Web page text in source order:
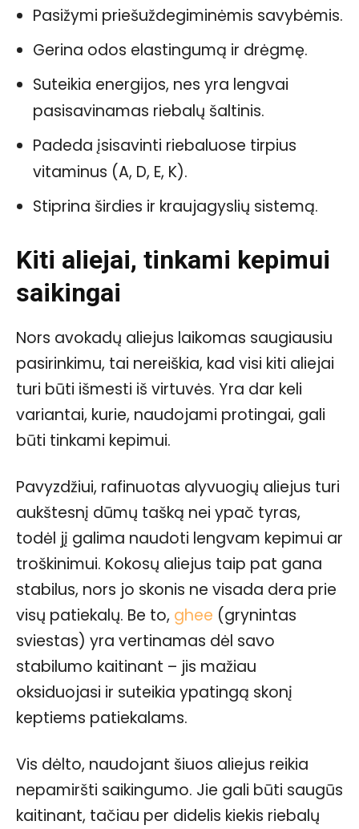
Pasižymi priešuždegiminėmis savybėmis.
Gerina odos elastingumą ir drėgmę.
Suteikia energijos, nes yra lengvai
pasisavinamas riebalų šaltinis.
Padeda įsisavinti riebaluose tirpius
vitaminus (A, D, E, K).
Stiprina širdies ir kraujagyslių sistemą.
Kiti aliejai, tinkami kepimui
saikingai
Nors avokadų aliejus laikomas saugiausiu
pasirinkimu, tai nereiškia, kad visi kiti aliejai
turi būti išmesti iš virtuvės. Yra dar keli
variantai, kurie, naudojami protingai, gali
būti tinkami kepimui.
Pavyzdžiui, rafinuotas alyvuogių aliejus turi
aukštesnį dūmų tašką nei ypač tyras,
todėl jį galima naudoti lengvam kepimui ar
troškinimui. Kokosų aliejus taip pat gana
stabilus, nors jo skonis ne visada dera prie
visų patiekalų. Be to, ghee (grynintas
sviestas) yra vertinamas dėl savo
stabilumo kaitinant – jis mažiau
oksiduojasi ir suteikia ypatingą skonį
keptiems patiekalams.
Vis dėlto, naudojant šiuos aliejus reikia
nepamiršti saikingumo. Jie gali būti saugūs
kaitinant, tačiau per didelis kiekis riebalų